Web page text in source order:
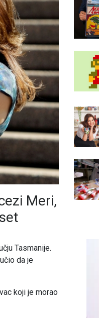
Meri,
Tasmanije.
da je
koji je morao